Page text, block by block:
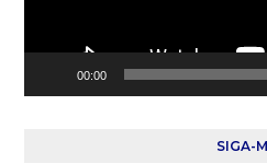
00:00
SIGA-